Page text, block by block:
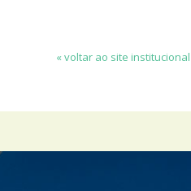
« voltar ao site institucional